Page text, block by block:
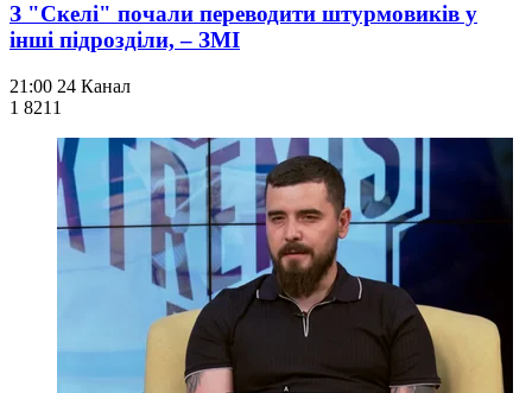
З "Скелі" почали переводити штурмовиків у
інші підрозділи, – ЗМІ
21:00 24 Канал
1 821 1